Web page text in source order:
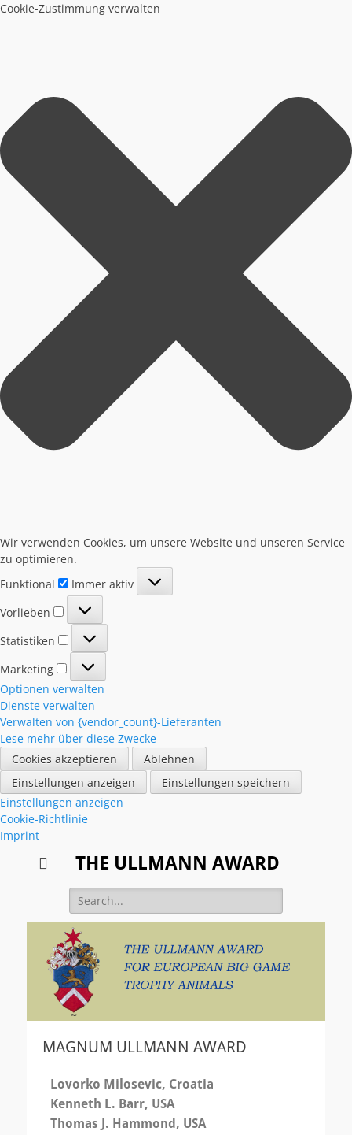
Cookie-Zustimmung verwalten
Wir verwenden Cookies, um unsere Website und unseren Service
zu optimieren.
Funktional
Immer aktiv
Vorlieben
Statistiken
Marketing
Optionen verwalten
Dienste verwalten
Verwalten von {vendor_count}-Lieferanten
Lese mehr über diese Zwecke
Cookies akzeptieren
Ablehnen
Einstellungen anzeigen
Einstellungen speichern
Einstellungen anzeigen
Cookie-Richtlinie
Imprint
THE ULLMANN AWARD
MAGNUM ULLMANN AWARD
Lovorko Milosevic, Croatia
Kenneth L. Barr, USA
Thomas J. Hammond, USA